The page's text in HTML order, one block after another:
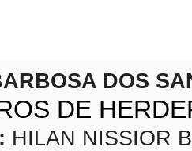
DOS
DE
HILAN NISSIOR